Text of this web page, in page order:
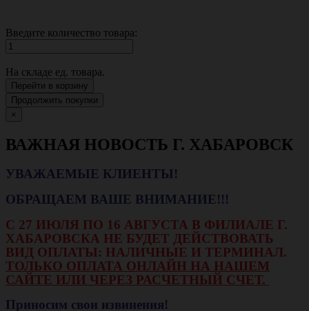
Введите количество товара:
На складе ед. товара.
Перейти в корзину
Продолжить покупки
×
ВАЖНАЯ НОВОСТЬ Г. ХАБАРОВСК
УВАЖАЕМЫЕ КЛИЕНТЫ!
ОБРАЩАЕМ ВАШЕ ВНИМАНИЕ!!!
С 27 ИЮЛЯ ПО 16 АВГУСТА В ФИЛИАЛЕ Г.
ХАБАРОВСКА НЕ БУДЕТ ДЕЙСТВОВАТЬ
ВИД ОПЛАТЫ: НАЛИЧНЫЕ И ТЕРМИНАЛ.
ТОЛЬКО ОПЛАТА ОНЛАЙН НА НАШЕМ
САЙТЕ ИЛИ ЧЕРЕЗ РАСЧЕТНЫЙ СЧЕТ.
Приносим свои извинения!